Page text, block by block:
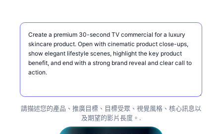
請描述一下你想製作的電視廣告。
請描述您的產品、推廣目標、目標受眾、視覺風格、核心訊息以
及期望的影片長度。.